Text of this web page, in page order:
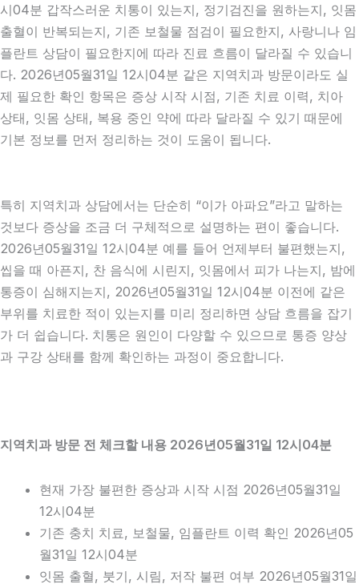
시04분 갑작스러운 치통이 있는지, 정기검진을 원하는지, 잇몸
출혈이 반복되는지, 기존 보철물 점검이 필요한지, 사랑니나 임
플란트 상담이 필요한지에 따라 진료 흐름이 달라질 수 있습니
다. 2026년05월31일 12시04분 같은 지역치과 방문이라도 실
제 필요한 확인 항목은 증상 시작 시점, 기존 치료 이력, 치아
상태, 잇몸 상태, 복용 중인 약에 따라 달라질 수 있기 때문에
기본 정보를 먼저 정리하는 것이 도움이 됩니다.
특히 지역치과 상담에서는 단순히 “이가 아파요”라고 말하는
것보다 증상을 조금 더 구체적으로 설명하는 편이 좋습니다.
2026년05월31일 12시04분 예를 들어 언제부터 불편했는지,
씹을 때 아픈지, 찬 음식에 시린지, 잇몸에서 피가 나는지, 밤에
통증이 심해지는지, 2026년05월31일 12시04분 이전에 같은
부위를 치료한 적이 있는지를 미리 정리하면 상담 흐름을 잡기
가 더 쉽습니다. 치통은 원인이 다양할 수 있으므로 통증 양상
과 구강 상태를 함께 확인하는 과정이 중요합니다.
지역치과 방문 전 체크할 내용 2026년05월31일 12시04분
현재 가장 불편한 증상과 시작 시점 2026년05월31일
12시04분
기존 충치 치료, 보철물, 임플란트 이력 확인 2026년05
월31일 12시04분
잇몸 출혈, 붓기, 시림, 저작 불편 여부 2026년05월31일